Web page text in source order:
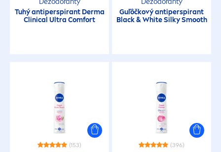
Dezodoranty
Tuhý antiperspirant Derma
Clinical Ultra Comfort
Dezodoranty
Guľôčkový antiperspirant
Black&WhiteSilky Smooth
(153) (396)